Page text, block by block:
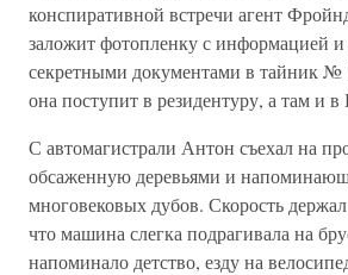
конспиративной встречи агент
заложит фотопленку с информацией
секретными документами в тайник №
она поступит в резидентуру, а там и в
С автомагистрали Антон съехал на
обсаженную деревьями и
многовековых дубов. Скорость
что машина слегка подрагивала на
напоминало детство, езду на